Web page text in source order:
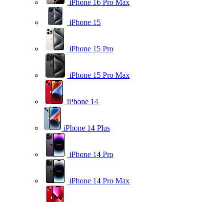
iPhone 16 Pro Max
iPhone 15
iPhone 15 Pro
iPhone 15 Pro Max
iPhone 14
iPhone 14 Plus
iPhone 14 Pro
iPhone 14 Pro Max